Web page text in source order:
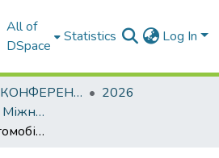
All of
DSpace
Statistics Log In
МАТЕРІАЛИ КОНФЕРЕНЦІЙ
2026
Наукові праці 88-ї Міжнародної наукової конференції студентів університету
Несуча система автомобіля